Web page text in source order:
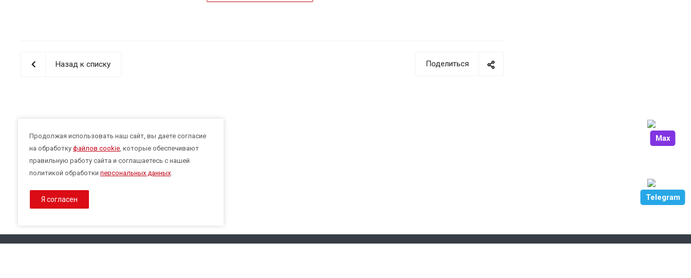
Поделиться
Назад к списку
Telegram
Max
Продолжая использовать наш сайт, вы даете согласие
на обработку файлов cookie, которые обеспечивают
правильную работу сайта и соглашаетесь с нашей
политикой обработки персональных данных.
Я согласен